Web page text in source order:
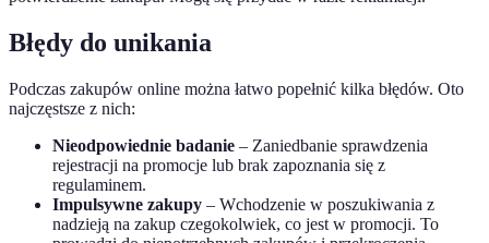
Błędy do unikania
Podczas zakupów online można łatwo popełnić kilka błędów. Oto
najczęstsze z nich:
Nieodpowiednie badanie – Zaniedbanie sprawdzenia
rejestracji na promocje lub brak zapoznania się z
regulaminem.
Impulsywne zakupy – Wchodzenie w poszukiwania z
nadzieją na zakup czegokolwiek, co jest w promocji. To